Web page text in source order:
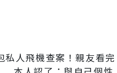
私人飛機查案！親友看完